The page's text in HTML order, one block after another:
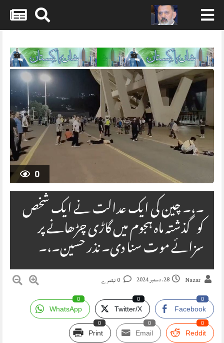
Skip
content
0
۔،۔ چین کی ایک عدالت نے ایک شخص
کو گذشتہ ماہ ہجوم میں گاڑی چڑھانے پر
سزائے موت سنا دی۔ نذر حسین۔،۔
Nazar 28. دسمبر 2024
Facebook
0
Twitter/X
0
WhatsApp
0
Reddit
0
Email
0
Print
0